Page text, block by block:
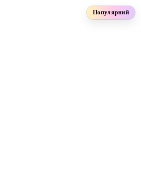
Популярний